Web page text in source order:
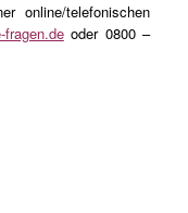
online/telefonischen
fragen.deoder 0800 –